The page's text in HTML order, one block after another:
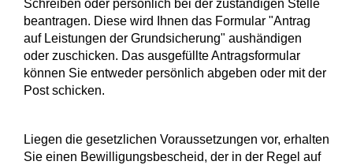
Schreiben oder persönlich bei der zuständigen Stelle
beantragen. Diese wird Ihnen das Formular "Antrag
auf Leistungen der Grundsicherung" aushändigen
oder zuschicken. Das ausgefüllte Antragsformular
können Sie entweder persönlich abgeben oder mit der
Post schicken.
Liegen die gesetzlichen Voraussetzungen vor, erhalten
Sie einen Bewilligungsbescheid, der in der Regel auf